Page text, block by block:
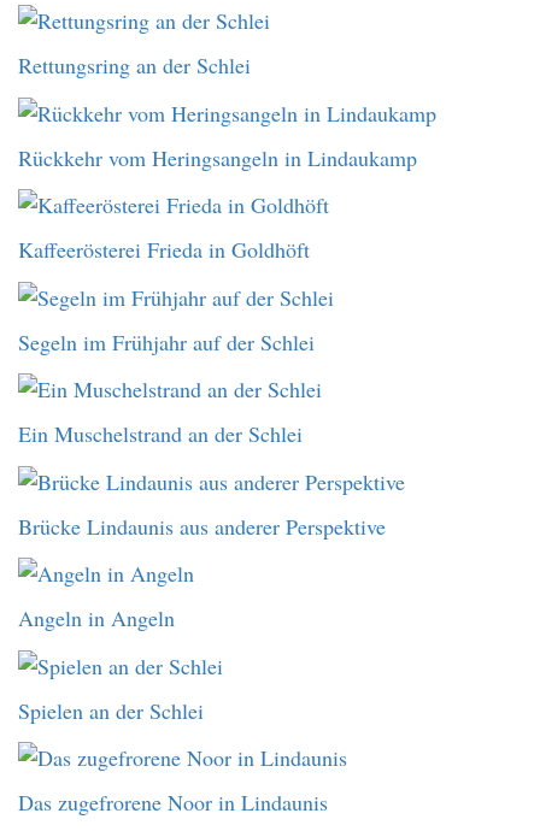
Rettungsring an der Schlei
Rückkehr vom Heringsangeln in Lindaukamp
Kaffeerösterei Frieda in Goldhöft
Segeln im Frühjahr auf der Schlei
Ein Muschelstrand an der Schlei
Brücke Lindaunis aus anderer Perspektive
Angeln in Angeln
Spielen an der Schlei
Das zugefrorene Noor in Lindaunis